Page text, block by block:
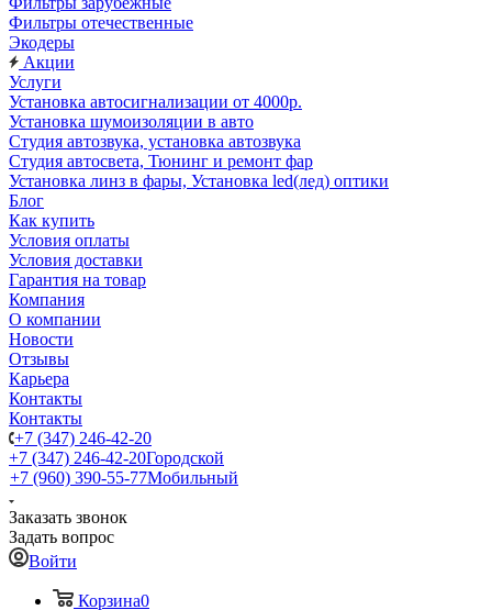
Фильтры отечественные
Экодеры
Акции
Услуги
Установка автосигнализации от 4000р.
Установка шумоизоляции в авто
Студия автозвука, установка автозвука
Студия автосвета, Тюнинг и ремонт фар
Установка линз в фары, Установка led(лед) оптики
Блог
Как купить
Условия оплаты
Условия доставки
Гарантия на товар
Компания
О компании
Новости
Отзывы
Карьера
Контакты
Контакты
+7 (347) 246-42-20
+7 (347) 246-42-20Городской
+7 (960) 390-55-77Мобильный
Заказать звонок
Задать вопрос
Войти
Корзина0